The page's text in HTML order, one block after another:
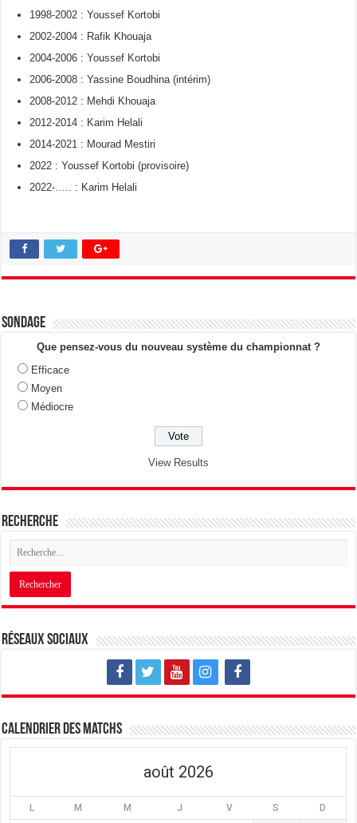
1998-2002 : Youssef Kortobi
2002-2004 : Rafik Khouaja
2004-2006 : Youssef Kortobi
2006-2008 : Yassine Boudhina (intérim)
2008-2012 : Mehdi Khouaja
2012-2014 : Karim Helali
2014-2021 : Mourad Mestiri
2022 : Youssef Kortobi (provisoire)
2022-….. : Karim Helali
Sondage
Que pensez-vous du nouveau système du championnat ?
Efficace
Moyen
Médiocre
View Results
Recherche
Réseaux sociaux
Calendrier des matchs
août 2026
L M M J V S D